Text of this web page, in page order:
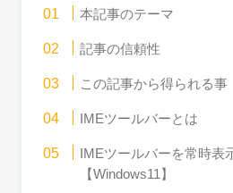
本記事のテーマ
記事の信頼性
この記事から得られる事
IMEツールバーとは
IMEツールバーを常時表
【Windows11】